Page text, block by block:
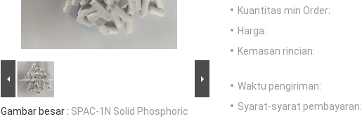
Gambar besar : SPAC-1N Solid Phosphoric
Kuantitas min Order:
Harga:
Kemasan rincian:
Waktu pengiriman:
Syarat-syarat pembayaran: